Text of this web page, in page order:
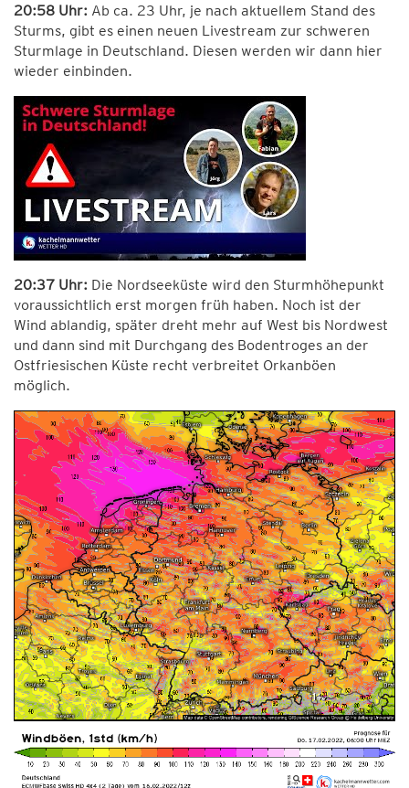
20:58 Uhr: Ab ca. 23 Uhr, je nach aktuellem Stand des
Sturms, gibt es einen neuen Livestream zur schweren
Sturmlage in Deutschland. Diesen werden wir dann hier
wieder einbinden.
20:37 Uhr: Die Nordseeküste wird den Sturmhöhepunkt
voraussichtlich erst morgen früh haben. Noch ist der
Wind ablandig, später dreht mehr auf West bis Nordwest
und dann sind mit Durchgang des Bodentroges an der
Ostfriesischen Küste recht verbreitet Orkanböen
möglich.